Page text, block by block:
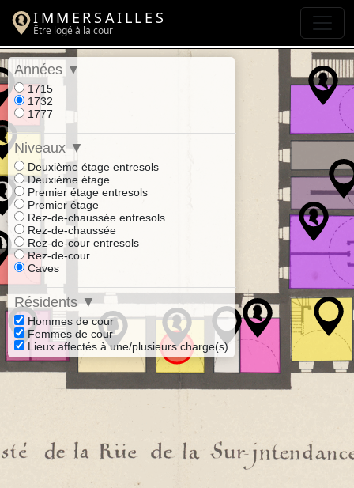
IMMERSAILLES
Être logé à la cour
Années ▼
1715
1732
1777
Niveaux▼
Deuxième étage entresols
Deuxième étage
Premier étage entresols
Premier étage
Rez-de-chaussée entresols
Rez-de-chaussée
Rez-de-cour entresols
Rez-de-cour
Caves
Résidents▼
Hommes de cour
Femmes de cour
Lieux affectés à une/plusieurs charge(s)